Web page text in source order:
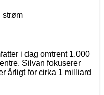
i dag omtrent 1.000
Silvan fokuserer
årligt for cirka 1 milliard